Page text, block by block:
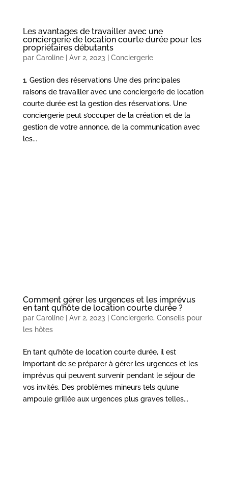
Les avantages de travailler avec une
conciergerie de location courte durée pour les
propriétaires débutants
par Caroline| Avr 2, 2023 Conciergerie
1. Gestion des réservations Une des principales
raisons de travailler avec une conciergerie de location
courte durée est la gestion des réservations. Une
conciergerie peut s’occuper de la création et de la
gestion de votre annonce, de la communication avec
les...
Comment gérer les urgences et les imprévus
en tant qu’hôte de location courte durée ?
par Caroline| Avr 2, 2023 Conciergerie, Conseils pour
les hôtes
En tant qu’hôte de location courte durée, il est
important de se préparer à gérer les urgences et les
imprévus qui peuvent survenir pendant le séjour de
vos invités. Des problèmes mineurs tels qu’une
ampoule grillée aux urgences plus graves telles...